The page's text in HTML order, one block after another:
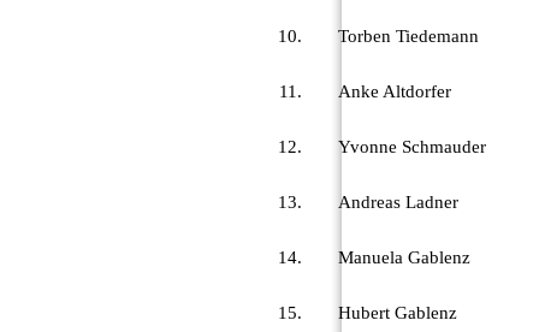
10. Torben Tiedemann
11. Anke Altdorfer
12. Yvonne Schmauder
13. Andreas Ladner
14. Manuela Gablenz
15. Hubert Gablenz